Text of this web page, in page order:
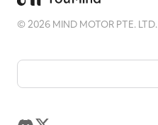
©2026 MIND MOTOR PTE. LTD.